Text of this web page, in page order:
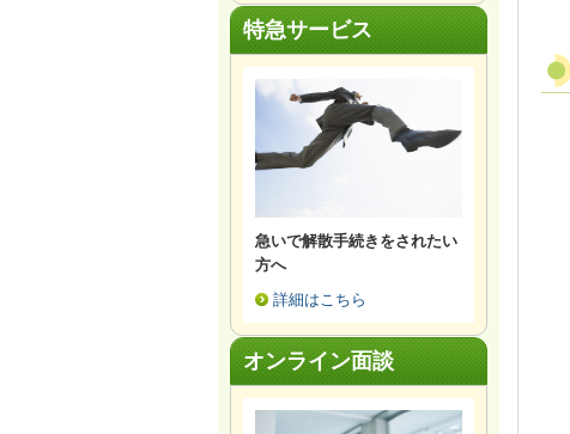
特急サービス
急いで解散手続きをされたい
方へ
詳細はこちら
オンライン面談